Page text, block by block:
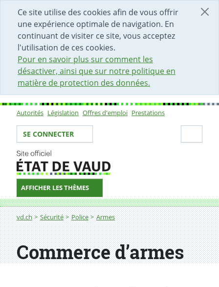
Ce site utilise des cookies afin de vous offrir
une expérience optimale de navigation. En
continuant de visiter ce site, vous acceptez
l'utilisation de ces cookies.
Pour en savoir plus sur comment les
désactiver, ainsi que sur notre politique en
matière de protection des données.
DÉBUT DU CONTENU DE LA PAGE
ACCÈS AU CHAMP DE RECHERCHE
PAGE D'ACCUEIL
FORMULAIRE DE CONTACT
Sous-navigation
Autorités Législation Offres d'emploi Prestations
Votre identité
SE CONNECTER
AFFICHER LES THÈMES
Fil d'Ariane
vd.ch Sécurité Police Armes
Commerce d’armes
Commerce d’armes